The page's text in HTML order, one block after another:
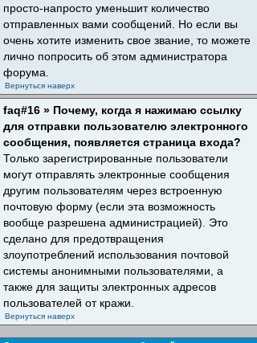
просто-напросто уменьшит количество
отправленных вами сообщений. Но если вы
очень хотите изменить свое звание, то можете
лично попросить об этом администратора
форума.
Вернуться наверх
faq#16 » Почему, когда я нажимаю ссылку
для отправки пользователю электронного
сообщения, появляется страница входа?
Только зарегистрированные пользователи
могут отправлять электронные сообщения
другим пользователям через встроенную
почтовую форму (если эта возможность
вообще разрешена администрацией). Это
сделано для предотвращения
злоупотреблений использования почтовой
системы анонимными пользователями, а
также для защиты электронных адресов
пользователей от кражи.
Вернуться наверх